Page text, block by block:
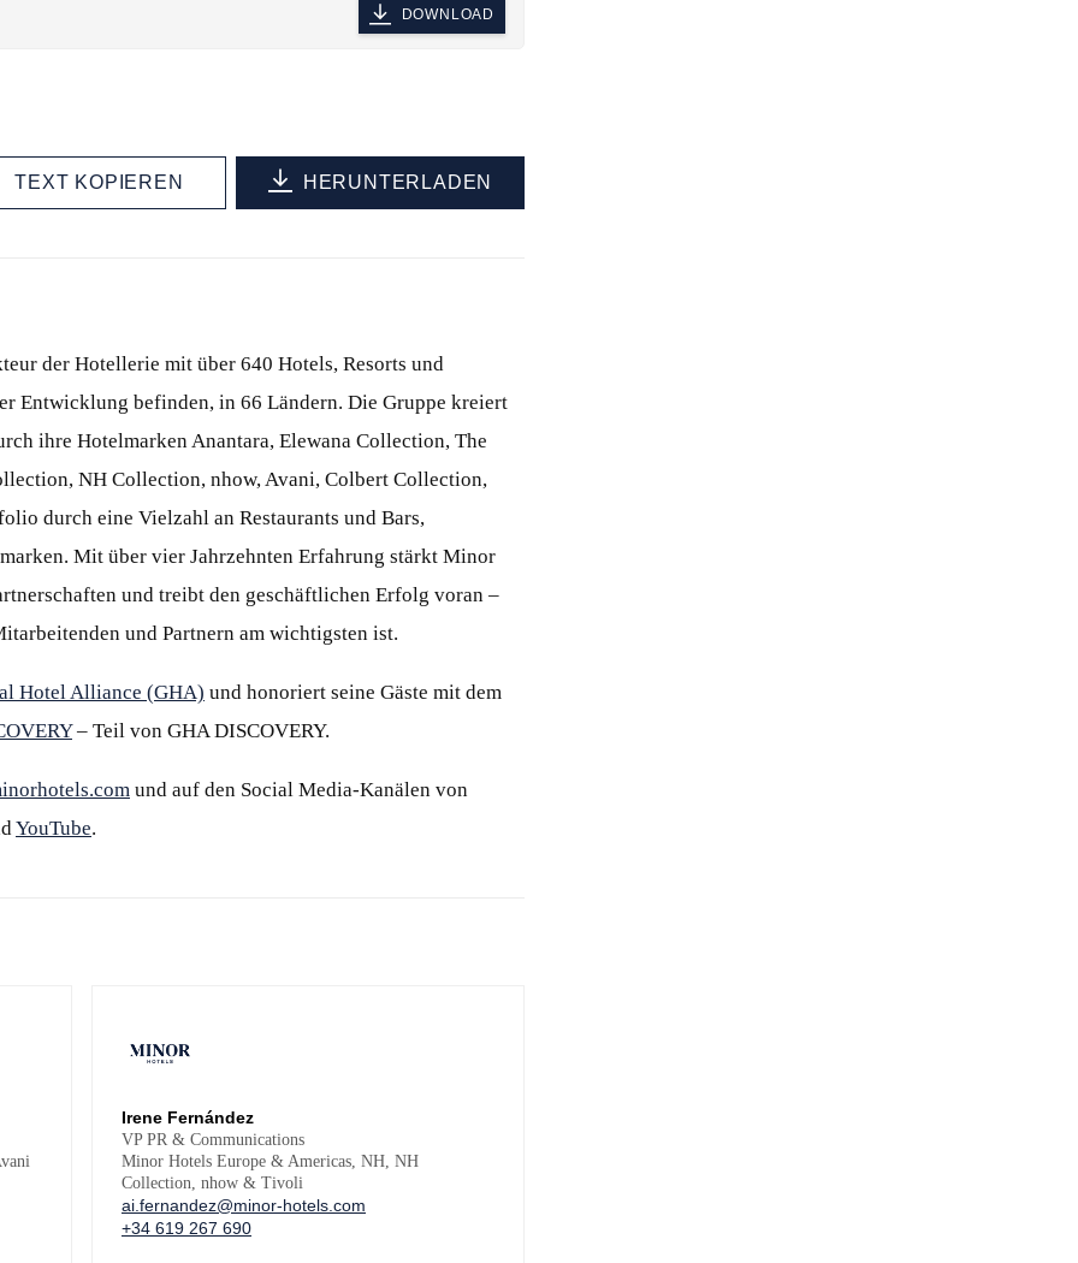
DOWNLOAD
TEXT KOPIEREN HERUNTERLADEN
der Hotellerie mit über 640 Hotels, Resorts und
Entwicklung befinden, in 66 Ländern. Die Gruppe kreiert
ihre Hotelmarken Anantara, Elewana Collection, The
NH Collection, nhow, Avani, Colbert Collection,
durch eine Vielzahl an Restaurants und Bars,
Mit über vier Jahrzehnten Erfahrung stärkt Minor
und treibt den geschäftlichen Erfolg voran –
und Partnern am wichtigsten ist.
Hotel Alliance (GHA) und honoriert seine Gäste mit dem
– Teil von GHA DISCOVERY.
und auf den Social Media-Kanälen von
YouTube.
Irene Fernández
VP PR & Communications
Minor Hotels Europe & Americas, NH, NH
Collection, nhow & Tivoli
ai.fernandez@minor-hotels.com
+34 619 267 690